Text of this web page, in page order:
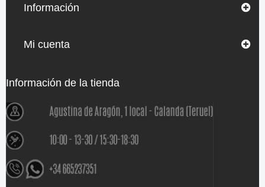
Información
Mi cuenta
Información de la tienda